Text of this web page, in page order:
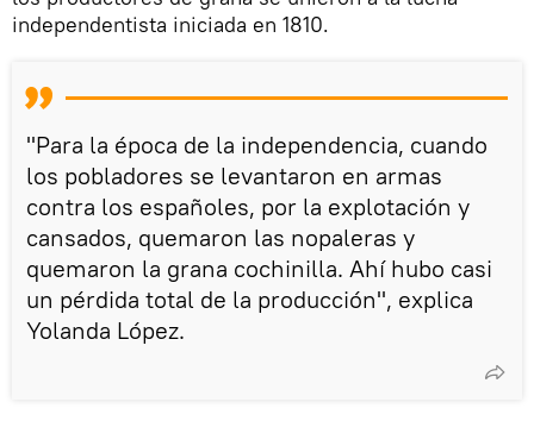
independentista iniciada en 1810.
"Para la época de la independencia, cuando
los pobladores se levantaron en armas
contra los españoles, por la explotación y
cansados, quemaron las nopaleras y
quemaron la grana cochinilla. Ahí hubo casi
un pérdida total de la producción", explica
Yolanda López.